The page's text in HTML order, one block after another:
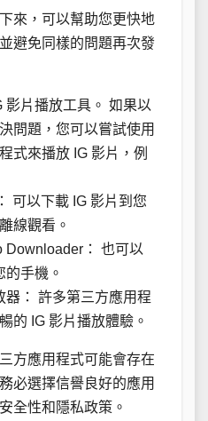
來，可以幫助您更快地
避免同樣的問題再次發
影片播放工具。 如果以
問題，您可以嘗試使用
式來播放 IG 影片，例
可以下載 IG 影片到您
線觀看。
Downloader： 也可以
的手機。
器： 許多第三方應用程
的 IG 影片播放體驗。
方應用程式可能會存在
必選擇信譽良好的應用
全性和隱私政策。